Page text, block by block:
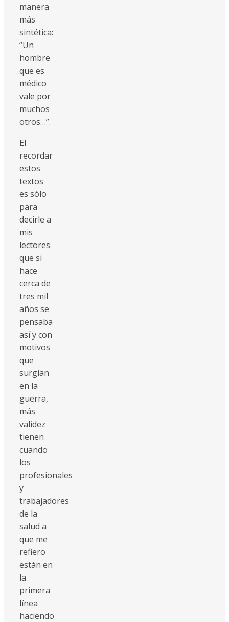
manera
más
sintética:
“Un
hombre
que es
médico
vale por
muchos
otros…”.
El
recordar
estos
textos
es sólo
para
decirle a
mis
lectores
que si
hace
cerca de
tres mil
años se
pensaba
así y con
motivos
que
surgían
en la
guerra,
más
validez
tienen
cuando
los
profesionales
y
trabajadores
de la
salud a
que me
refiero
están en
la
primera
línea
haciendo